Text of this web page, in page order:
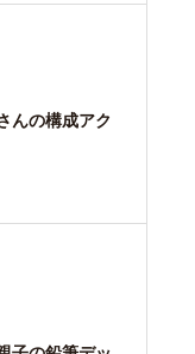
んの構成アク